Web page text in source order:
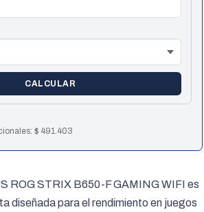
CALCULAR
$ 491.403
ROG STRIX B650-F GAMING WIFI es
diseñada para el rendimiento en juegos